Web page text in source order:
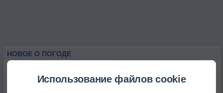
НОВОЕ О ПОГОДЕ
+51°
Использование файлов cookie